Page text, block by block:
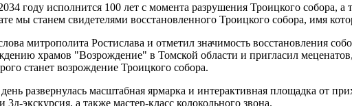
году исполнится 100 лет с момента разрушения Троицкого собора,
мы станем свидетелями восстановленного Троицкого собора, имя
митрополита Ростислава и отметил значимость восстановления
храмов "Возрождение" в Томской области и пригласил
станет возрождение Троицкого собора.
развернулась масштабная ярмарка и интерактивная площадка от
экскурсия, а также мастер-класс колокольного звона.